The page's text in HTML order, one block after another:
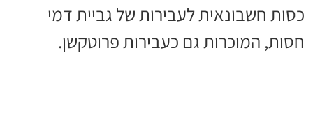
כסות חשבונאית לעבירות של גביית דמי
חסות, המוכרות גם כעבירות פרוטקשן.